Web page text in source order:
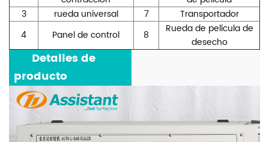
3
rueda universal 7
Transportador
4
Panel de control 8
Rueda de película de
desecho
Detalles de
producto